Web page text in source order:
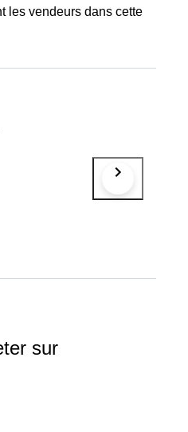
les vendeurs dans cette
sur